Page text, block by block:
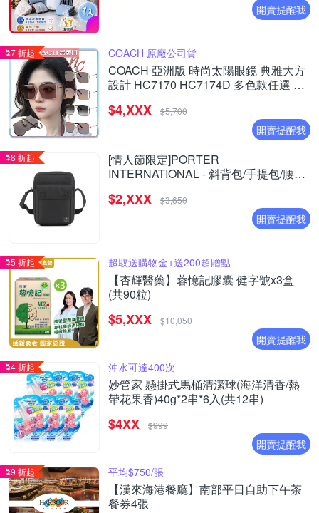
開賣提醒我
7 折起 COACH 原廠公司貨
COACH 亞洲版 時尚太陽眼鏡 典雅大方
設計 HC7170 HC7174D 多色款任選 公
$4,XXX $5,700
開賣提醒我
8 折起
[情人節限定]PORTER
INTERNATIONAL - 斜背包/手提包/腰包/
$2,XXX $3,650
開賣提醒我
5 折起 超取送購物金+送200超贈點
【杏輝醫藥】蓉憶記膠囊 健字號x3盒
(共90粒)
$5,XXX $10,050
開賣提醒我
4 折起 沖水可達400次
妙管家 懸掛式馬桶清潔球(海洋清香/熱
帶花果香)40g*2串*6入(共12串)
$4XX $999
開賣提醒我
9 折起 平均$750/張
【漢來海港餐廳】南部平日自助下午茶
餐券4張